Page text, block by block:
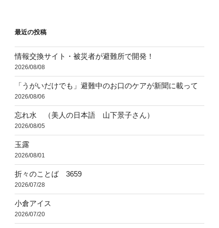
ン
最近の投稿
情報交換サイト・被災者が避難所で開発！
2026/08/08
「うがいだけでも」避難中のお口のケアが新聞に載って
2026/08/06
忘れ水 （美人の日本語 山下景子さん）
2026/08/05
玉露
2026/08/01
折々のことば 3659
2026/07/28
小倉アイス
2026/07/20